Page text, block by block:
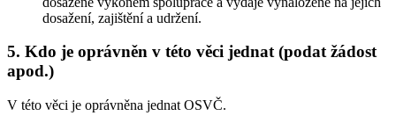
dosažení, zajištění a udržení.
5. Kdo je oprávněn v této věci jednat (podat žádost
apod.)
V této věci je oprávněna jednat OSVČ.